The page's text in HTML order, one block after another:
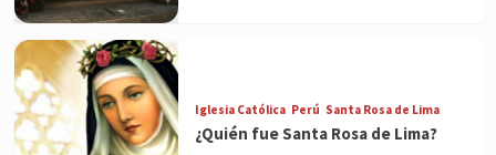
Iglesia Católica Perú Santa Rosa de Lima
¿Quién fue Santa Rosa de Lima?